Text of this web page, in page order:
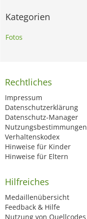
Kategorien
Fotos
Rechtliches
Impressum
Datenschutzerklärung
Datenschutz-Manager
Nutzungsbestimmungen
Verhaltenskodex
Hinweise für Kinder
Hinweise für Eltern
Hilfreiches
Medaillenübersicht
Feedback & Hilfe
Nutzung von Quellcodes